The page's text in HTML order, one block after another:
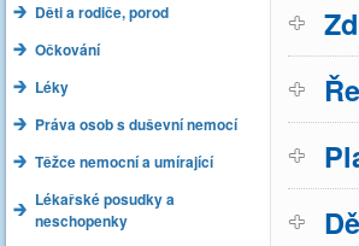
Děti a rodiče, porod
Očkování
Léky
Práva osob s duševní nemocí
Těžce nemocní a umírající
Lékařské posudky a
neschopenky